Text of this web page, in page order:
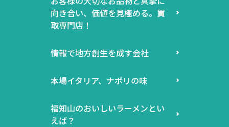
向き合い、価値を見極める。買
取専門店！
情報で地方創生を成す会社
本場イタリア、ナポリの味
福知山のおいしいラーメンとい
えば？